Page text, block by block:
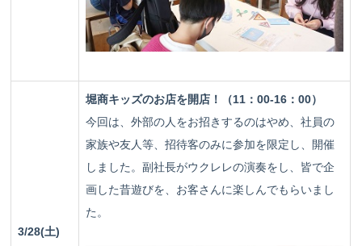
3/28(土)
堀商キッズのお店を開店！（11：00-16：00）
今回は、外部の人をお招きするのはやめ、社員の
家族や友人等、招待客のみに参加を限定し、開催
しました。副社長がウクレレの演奏をし、皆で企
画した昔遊びを、お客さんに楽しんでもらいまし
た。